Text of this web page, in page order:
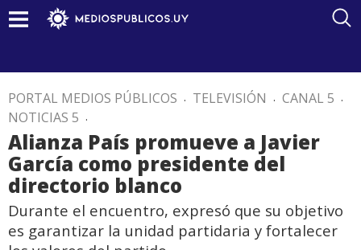
PORTAL MEDIOS PÚBLICOS . TELEVISIÓN . CANAL 5 .
NOTICIAS 5 .
Alianza País promueve a Javier
García como presidente del
directorio blanco
Durante el encuentro, expresó que su objetivo
es garantizar la unidad partidaria y fortalecer